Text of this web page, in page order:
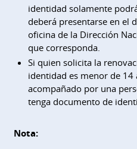
identidad solamente
deberá presentarse en el
oficina de la Dirección
que corresponda.
Si quien solicita la
identidad es menor de
acompañado por una
tenga documento de
Nota: